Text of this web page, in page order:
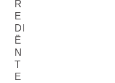
R
E
DI
Ë
N
T
E